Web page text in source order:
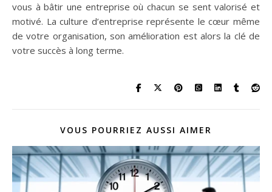
vous à bâtir une entreprise où chacun se sent valorisé et
motivé. La culture d’entreprise représente le cœur même
de votre organisation, son amélioration est alors la clé de
votre succès à long terme.
VOUS POURRIEZ AUSSI AIMER